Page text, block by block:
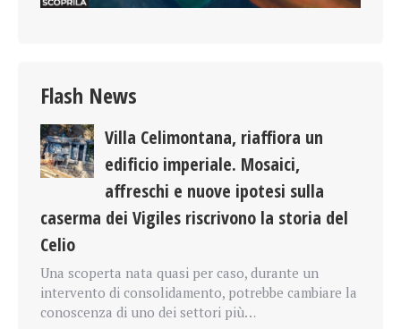
Flash News
Villa Celimontana, riaffiora un
edificio imperiale. Mosaici,
affreschi e nuove ipotesi sulla
caserma dei Vigiles riscrivono la storia del
Celio
Una scoperta nata quasi per caso, durante un
intervento di consolidamento, potrebbe cambiare la
conoscenza di uno dei settori più…